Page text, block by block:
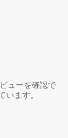
ューを確認で
ます。